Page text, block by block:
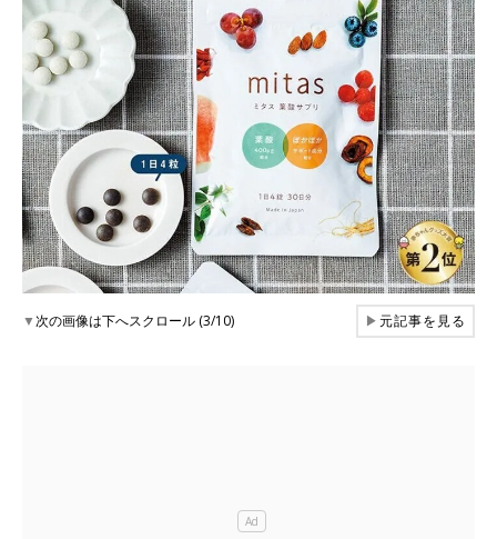
▼次の画像は下へスクロール (3/10) ▶元記事を見る